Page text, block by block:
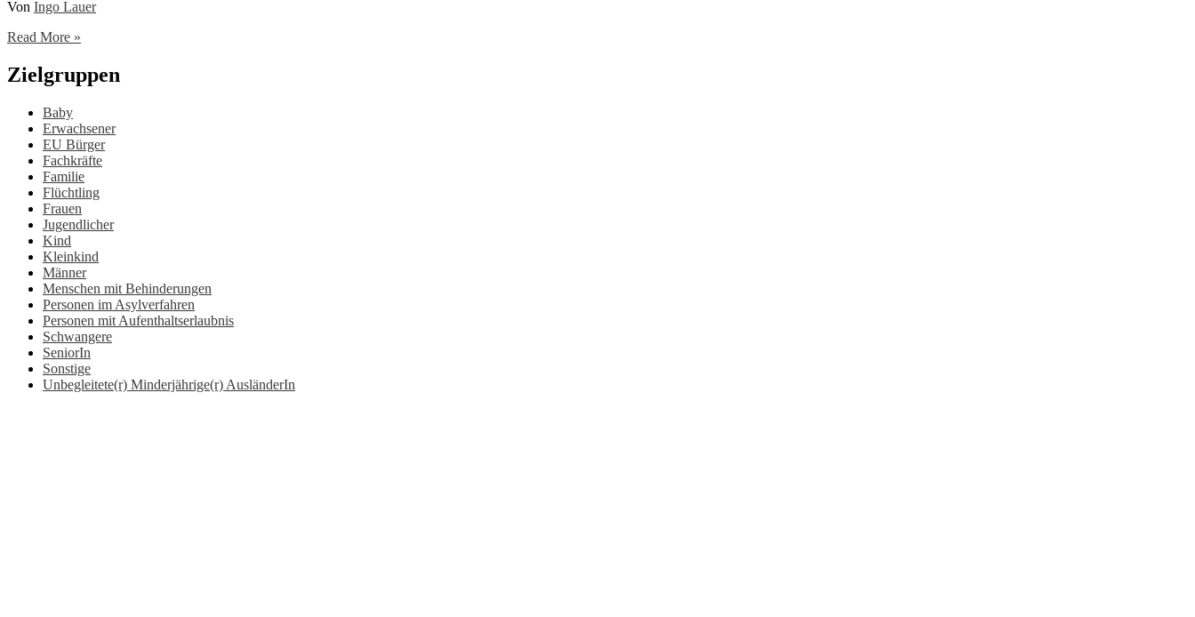
Von Ingo Lauer
Jugendpflege
Jugendarbeit
Read More »
Zielgruppen
Baby
Erwachsener
EU Bürger
Fachkräfte
Familie
Flüchtling
Frauen
Jugendlicher
Kind
Kleinkind
Männer
Menschen mit Behinderungen
Personen im Asylverfahren
Personen mit Aufenthaltserlaubnis
Schwangere
SeniorIn
Sonstige
Unbegleitete(r) Minderjährige(r) AusländerIn